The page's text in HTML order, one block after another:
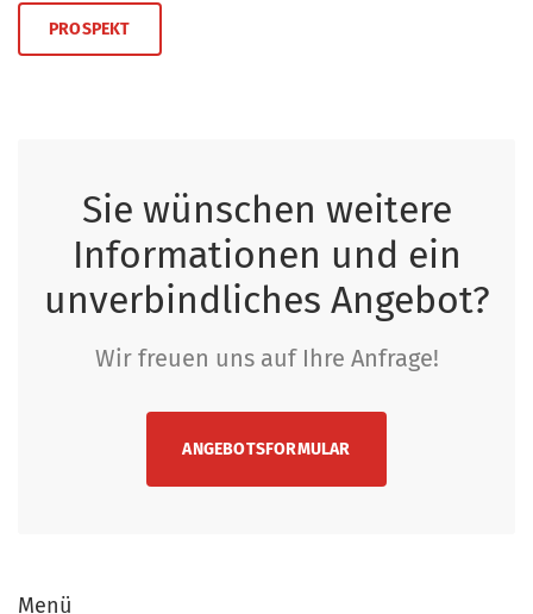
PROSPEKT
Sie wünschen weitere
Informationen und ein
unverbindliches Angebot?
Wir freuen uns auf Ihre Anfrage!
ANGEBOTSFORMULAR
Menü